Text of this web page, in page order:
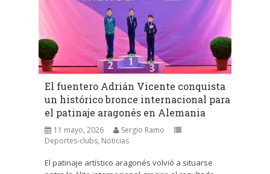
El fuentero Adrián Vicente conquista
un histórico bronce internacional para
el patinaje aragonés en Alemania
11 mayo, 2026
Sergio Ramo
Deportes-clubs, Noticias
El patinaje artístico aragonés volvió a situarse